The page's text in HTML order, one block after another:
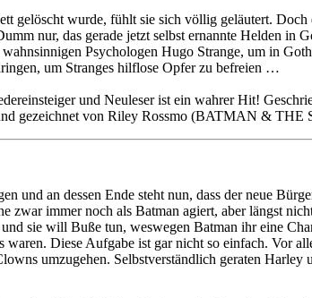
wurde, fühlt sie sich völlig geläutert. Doch
nur, das gerade jetzt selbst ernannte Helden in
Psychologen Hugo Strange, um in
um Stranges hilflose Opfer zu befreien …
und Neuleser ist ein wahrer Hit!
gezeichnet von Riley Rossmo (BATMAN & THE
und an dessen Ende steht nun, dass der neue
immer noch als Batman agiert, aber längst
sie will Buße tun, weswegen Batman ihr eine
Diese Aufgabe ist gar nicht so einfach. Vor
umzugehen. Selbstverständlich geraten Harley